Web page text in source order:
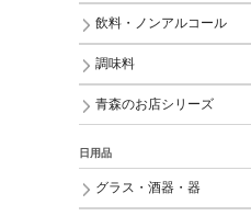
飲料・ノンアルコール
調味料
青森のお店シリーズ
日用品
グラス・酒器・器